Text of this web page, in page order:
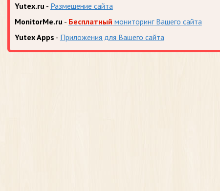
Yutex.ru - Размешение сайта
MonitorMe.ru - Бесплатный мониторинг Вашего сайта
Yutex Apps - Приложения для Вашего сайта